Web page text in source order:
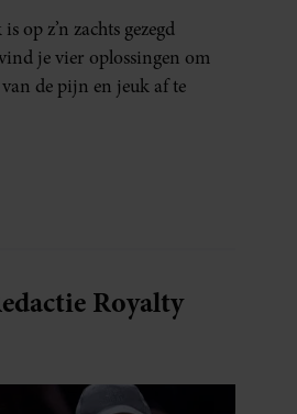
op z’n zachts gezegd
je vier oplossingen om
de pijn en jeuk af te
Royalty